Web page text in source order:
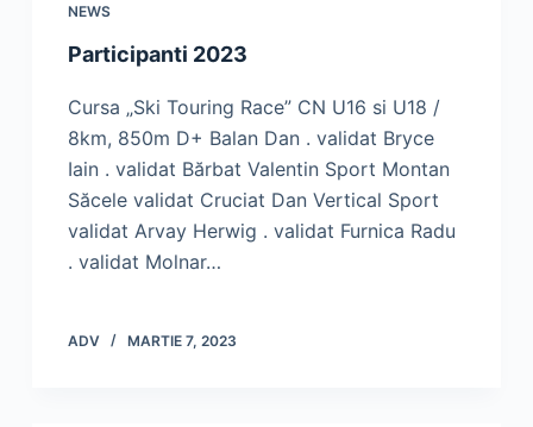
NEWS
Participanti 2023
Cursa „Ski Touring Race” CN U16 si U18 /
8km, 850m D+ Balan Dan . validat Bryce
Iain . validat Bărbat Valentin Sport Montan
Săcele validat Cruciat Dan Vertical Sport
validat Arvay Herwig . validat Furnica Radu
. validat Molnar…
ADV MARTIE 7, 2023